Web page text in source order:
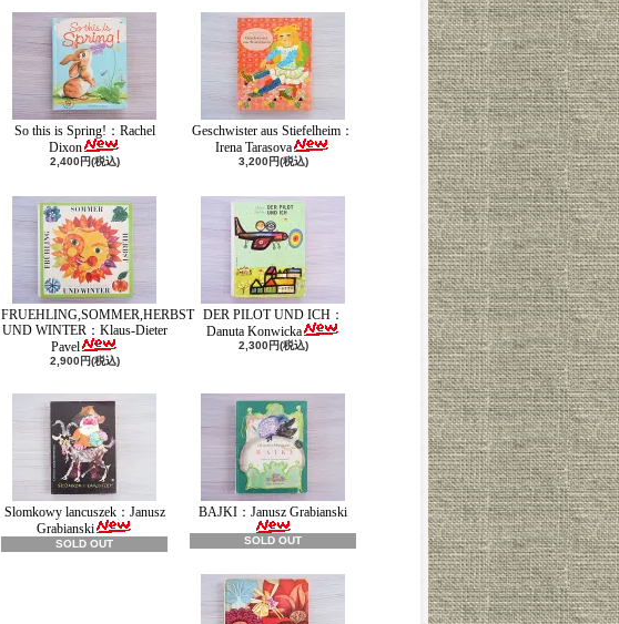
So this is Spring!：Rachel
Dixon
2,400円(税込)
Geschwister aus Stiefelheim：
Irena Tarasova
3,200円(税込)
FRUEHLING,SOMMER,HERBST
UND WINTER：Klaus-Dieter
Pavel
2,900円(税込)
DER PILOT UND ICH：
Danuta Konwicka
2,300円(税込)
Slomkowy lancuszek：Janusz
Grabianski
SOLD OUT
BAJKI：Janusz Grabianski
SOLD OUT